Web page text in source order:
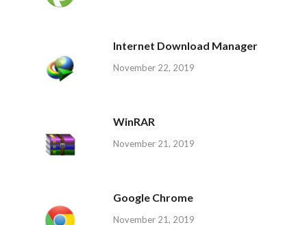
Internet Download Manager
November 22, 2019
WinRAR
November 21, 2019
Google Chrome
November 21, 2019